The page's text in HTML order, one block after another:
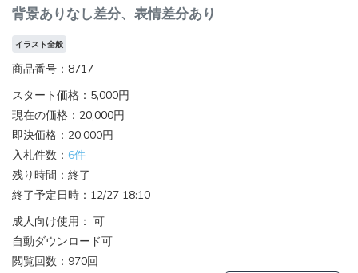
背景ありなし差分、表情差分あり
イラスト全般
商品番号：8717
スタート価格：5,000円
現在の価格：20,000円
即決価格：20,000円
入札件数： 6件
残り時間：終了
終了予定日時：12/27 18:10
成人向け使用： 可
自動ダウンロード可
閲覧回数：970回